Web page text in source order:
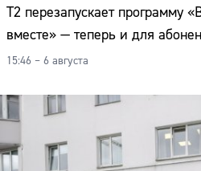
Т2 перезапускает программу
вместе» — теперь и для
15:46 – 6 августа